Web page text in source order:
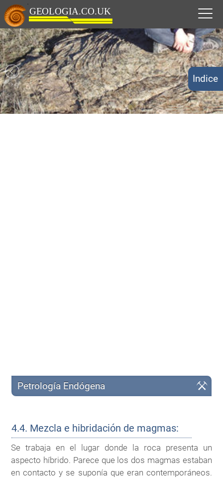
Petrología Endógena
4.4. Mezcla e hibridación de magmas:
Se trabaja en el lugar donde la roca presenta un
aspecto híbrido. Parece que los dos magmas estaban
en contacto y se suponía que eran contemporáneos.
Indice